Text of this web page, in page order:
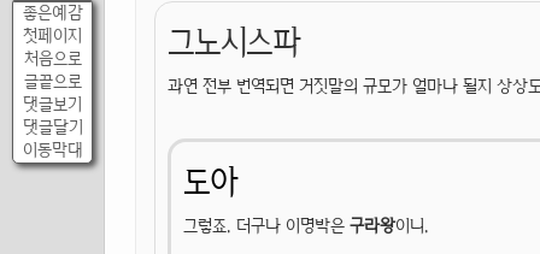
좋은예감
첫페이지
처음으로
글끝으로
댓글보기
댓글달기
이동막대
그노시스파
과연 전부 번역되면 거짓말의 규모가 얼마나 될지 상
도아
그렇죠. 더구나 이명박은 구라왕이니.